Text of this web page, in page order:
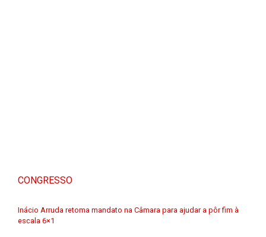
CONGRESSO
Inácio Arruda retoma mandato na Câmara para ajudar a pôr fim à
escala 6×1